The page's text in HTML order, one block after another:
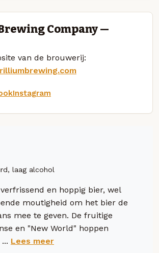
Company —
van de brouwerij:
Instagram
laag alcohol
en hoppig bier, wel
moutigheid om het bier de
mee te geven. De fruitige
en "New World" hoppen
Lees meer